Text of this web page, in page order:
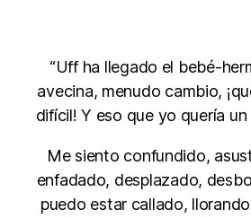
“Uff ha llegado el bebé-
avecina, menudo cambio,
difícil! Y eso que yo quería
Me siento confundido,
enfadado, desplazado,
puedo estar callado,